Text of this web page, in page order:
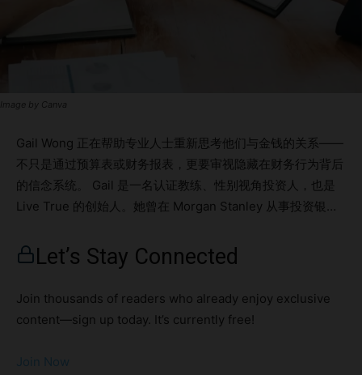
Image by Canva
Gail Wong 正在帮助专业人士重新思考他们与金钱的关系——
不只是通过预算表或财务报表，更要审视隐藏在财务行为背后
的信念系统。 Gail 是一名认证教练、性别视角投资人，也是
Live True 的创始人。她曾在 Morgan Stanley 从事投资银行
高度的情绪智慧。 “如果你想要真正持久、可持续的金钱行为
与财务成果转变，你也必须学会管理你的金钱信念。” 本篇文
章改编自 Gail 在 LinkedIn 上发布的《Debunking Your
Money Beliefs》系列文章，她剖析了我们往往无意识携带的
着我们的职涯、自信心以及人生选择。 亮点重新定义五种金
Let’s Stay Connected
Join thousands of readers who already enjoy exclusive
content—sign up today. It’s currently free!
Join Now